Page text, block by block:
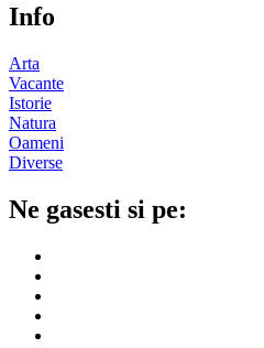
Info
Arta
Vacante
Istorie
Natura
Oameni
Diverse
Ne gasesti si pe: